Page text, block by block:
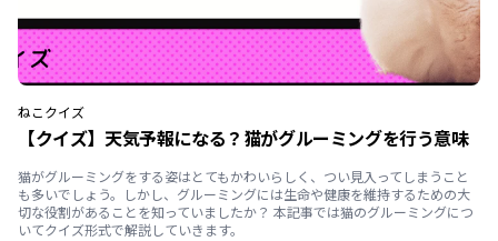
ねこクイズ
【クイズ】天気予報になる？猫がグルーミングを行う意味
猫がグルーミングをする姿はとてもかわいらしく、つい見入ってしまうこと
も多いでしょう。しかし、グルーミングには生命や健康を維持するための大
切な役割があることを知っていましたか？ 本記事では猫のグルーミングにつ
いてクイズ形式で解説していきます。